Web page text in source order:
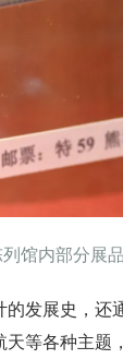
馆内部分展品
展史，还
等各种主题